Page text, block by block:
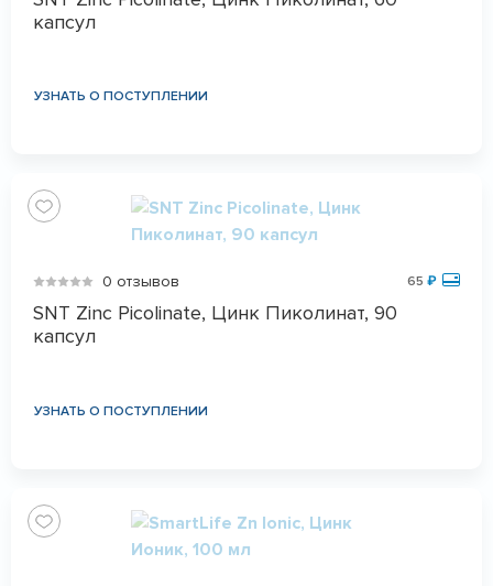
капсул
УЗНАТЬ О ПОСТУПЛЕНИИ
0 отзывов 65 ₽
SNT Zinc Picolinate, Цинк Пиколинат, 90
капсул
УЗНАТЬ О ПОСТУПЛЕНИИ